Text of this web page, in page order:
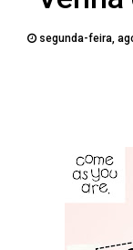
ASSUNTOS
PUBLICAÇÕES
segunda-feira,